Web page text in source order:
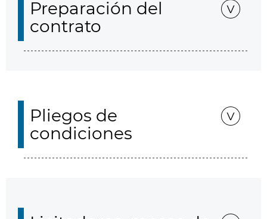
Preparación del
contrato
Pliegos de
condiciones